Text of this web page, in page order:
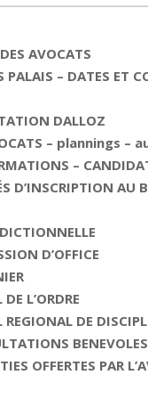
AVOCATS
PALAIS – DATES ET
DALLOZ
– plannings –
–
D’INSCRIPTION AU
D’OFFICE
L’ORDRE
REGIONAL DE
BENEVOLES
OFFERTES PAR